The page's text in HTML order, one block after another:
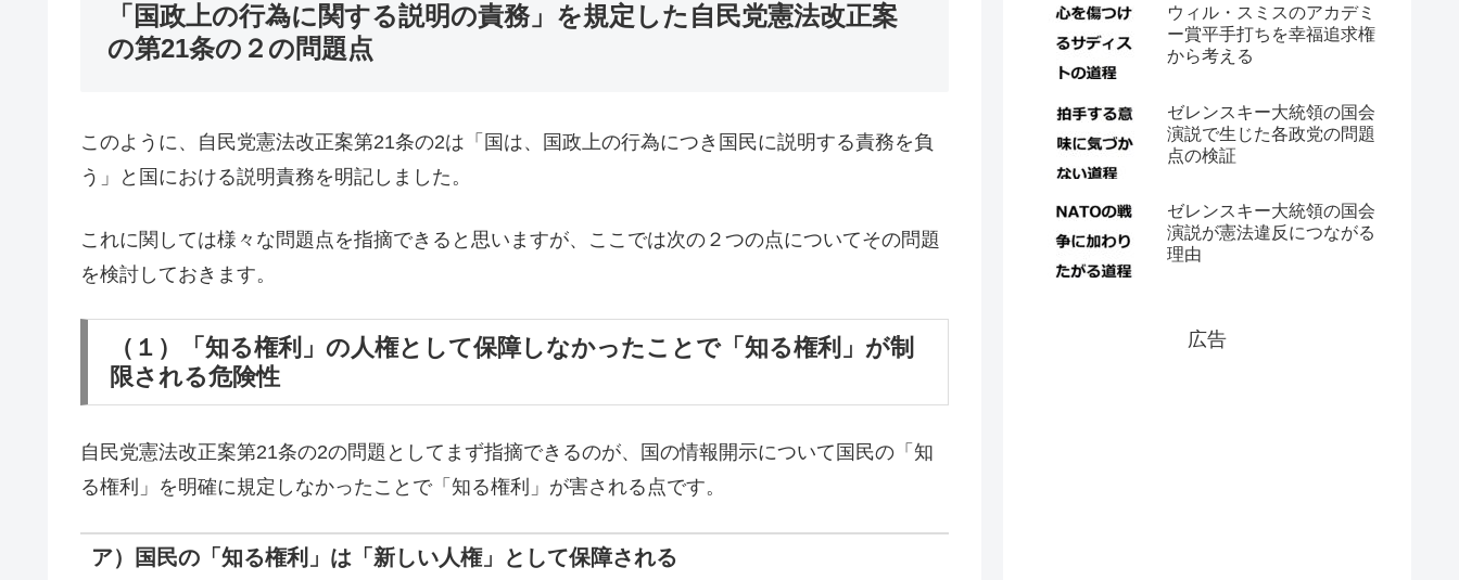
「国政上の行為に関する説明の責務」を規定した自民党憲法改正案
の第21条の２の問題点
このように、自民党憲法改正案第21条の2は「国は、国政上の行為につき国民に説明する責務を負
う」と国における説明責務を明記しました。
これに関しては様々な問題点を指摘できると思いますが、ここでは次の２つの点についてその問題
を検討しておきます。
（１）「知る権利」の人権として保障しなかったことで「知る権利」が制
限される危険性
自民党憲法改正案第21条の2の問題としてまず指摘できるのが、国の情報開示について国民の「知
る権利」を明確に規定しなかったことで「知る権利」が害される点です。
ア）国民の「知る権利」は「新しい人権」として保障される
ウィル・スミスのアカデミ
ー賞平手打ちを幸福追求権
から考える
ゼレンスキー大統領の国会
演説で生じた各政党の問題
点の検証
ゼレンスキー大統領の国会
演説が憲法違反につながる
理由
広告